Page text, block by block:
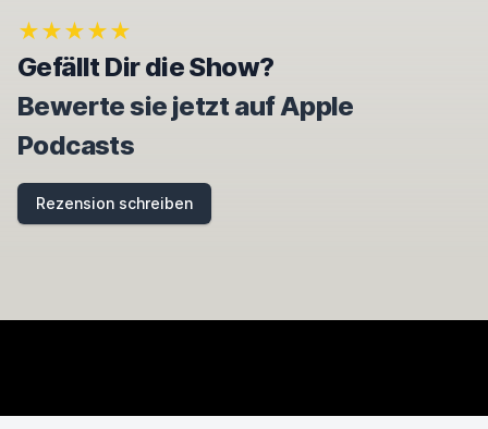
R
E
T
H
I
S
F
E
★★★★★
Gefällt Dir die Show?
Bewerte sie jetzt auf Apple
Podcasts
Rezension schreiben